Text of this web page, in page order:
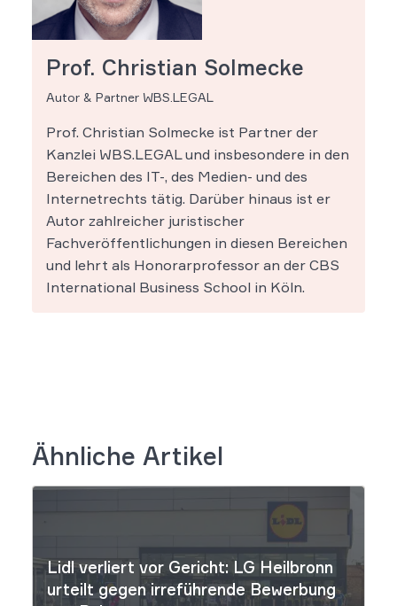
Prof. Christian Solmecke
Autor & Partner WBS.LEGAL
Prof. Christian Solmecke ist Partner der
Kanzlei WBS.LEGAL und insbesondere in den
Bereichen des IT-, des Medien- und des
Internetrechts tätig. Darüber hinaus ist er
Autor zahlreicher juristischer
Fachveröffentlichungen in diesen Bereichen
und lehrt als Honorarprofessor an der CBS
International Business School in Köln.
Ähnliche Artikel
Lidl verliert vor Gericht: LG Heilbronn
urteilt gegen irreführende Bewerbung